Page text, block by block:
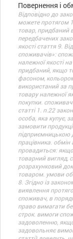
Повернення і
Відповідно до
можете протягом
товар, придбаний
передбачених
якості стаття 9.
споживачів»:
належної якості
придбаний, якщо
фасоном,
використаний за
товару належної
покупки.
статті 1. п.22
особа, яка купує,
замовити
підприємницькою
працівника. обмін
провадиться:
товарний вигляд,
розрахунковий
товаром. умови
8. Згідно із
виявлення
споживач, в
право вимагати
строк. вимоги
задоволенню,
задовольняє